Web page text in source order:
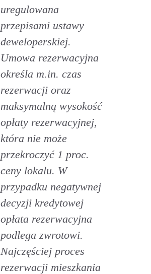
uregulowana
przepisami ustawy
deweloperskiej.
Umowa rezerwacyjna
określa m.in. czas
rezerwacji oraz
maksymalną wysokość
opłaty rezerwacyjnej,
która nie może
przekroczyć 1 proc.
ceny lokalu. W
przypadku negatywnej
decyzji kredytowej
opłata rezerwacyjna
podlega zwrotowi.
Najczęściej proces
rezerwacji mieszkania